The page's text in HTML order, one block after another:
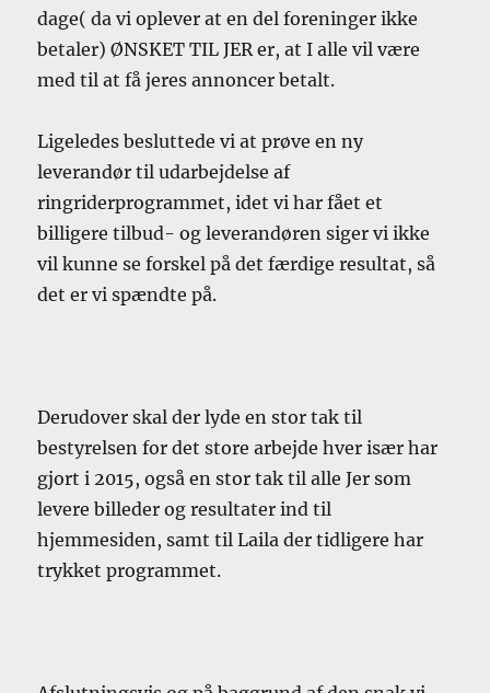
dage( da vi oplever at en del foreninger ikke
betaler) ØNSKET TIL JER er, at I alle vil være
med til at få jeres annoncer betalt.
Ligeledes besluttede vi at prøve en ny
leverandør til udarbejdelse af
ringriderprogrammet, idet vi har fået et
billigere tilbud- og leverandøren siger vi ikke
vil kunne se forskel på det færdige resultat, så
det er vi spændte på.
Derudover skal der lyde en stor tak til
bestyrelsen for det store arbejde hver især har
gjort i 2015, også en stor tak til alle Jer som
levere billeder og resultater ind til
hjemmesiden, samt til Laila der tidligere har
trykket programmet.